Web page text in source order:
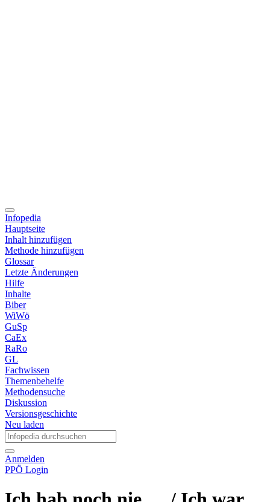
Infopedia
Hauptseite
Inhalt hinzufügen
Methode hinzufügen
Glossar
Letzte Änderungen
Hilfe
Inhalte
Biber
WiWö
GuSp
CaEx
RaRo
GL
Fachwissen
Themenbehelfe
Methodensuche
Diskussion
Versionsgeschichte
Neu laden
Anmelden
PPÖ Login